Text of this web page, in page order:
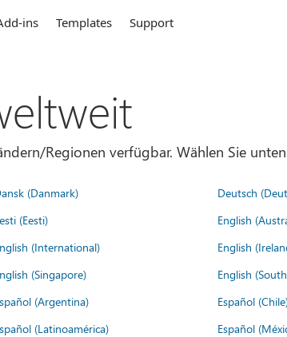
ins Templates Support
Regionen verfügbar. Wählen Sie
(Danmark) Deutsch
(Eesti) English
(International) English
(Singapore) English
(Argentina) Español
(Latinoamérica) Español